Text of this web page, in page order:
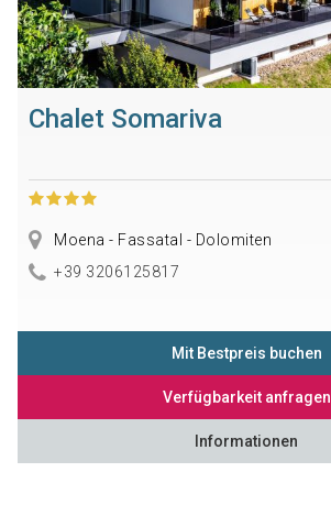
Chalet Somariva
Moena - Fassatal - Dolomiten
+39 3206125817
Mit Bestpreis buchen
Verfügbarkeit anfragen
Informationen